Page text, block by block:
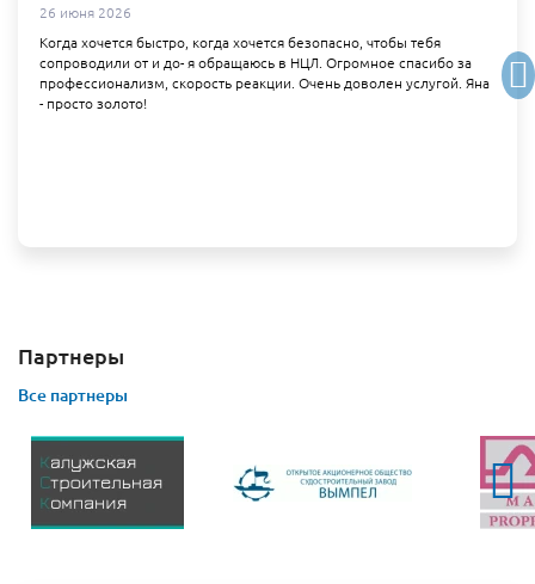
26 июня 2026
Когда хочется быстро, когда хочется безопасно, чтобы тебя
сопроводили от и до- я обращаюсь в НЦЛ. Огромное спасибо за
профессионализм, скорость реакции. Очень доволен услугой. Яна
- просто золото!
Партнеры
Все партнеры